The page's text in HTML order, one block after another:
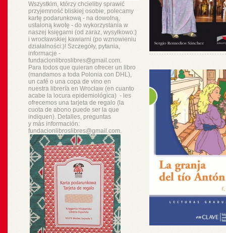
Wszystkim, którzy chcieliby sprawić
przyjemność bliskiej osobie, polecamy
kartę podarunkową - na dowolną,
ustaloną kwotę - do wykorzystania w
naszej księgarni (od zaraz, wysyłkowo:)
i wrocławskiej kawiarni (po wznowieniu
działalności:)! Szczegóły, pytania,
informacje -
fundacionlibroslibres@gmail.com.
Para todos que quieran ofrecer un libro
(mandamos a toda Polonia con DHL),
un café o una copa de vino en
nuestra libreríaen Wrocław (en cuanto
acabe la locura epidemiológica) - les
ofrecemos una tarjeta de regalo (la
cuota de abono puede ser la que
indiquen). Detalles, preguntas
y másinformación:
fundacionlibroslibres@gmail.com.